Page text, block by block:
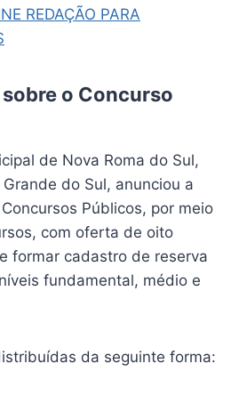
REDAÇÃO PARA
o Concurso
de Nova Roma do Sul,
do Sul, anunciou a
Públicos, por meio
com oferta de oito
formar cadastro de reserva
fundamental, médio e
da seguinte forma: